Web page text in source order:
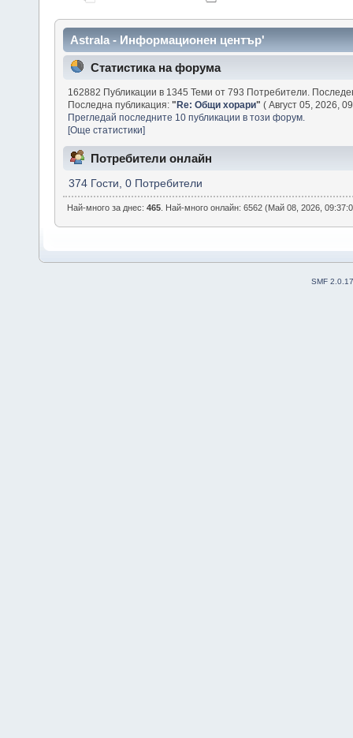
Astrala - Информационен център'
Статистика на форума
162882 Публикации в 1345 Теми от 793 Потребители.
Последна публикация:"Re: Общи хорари" ( Август 05, 2026,
Прегледай последните 10 публикации в този форум.
[Още статистики]
Потребители онлайн
374 Гости, 0 Потребители
Най-много за днес:465 . Най-много онлайн: 6562 (Май 08, 2026,
SMF 2.0.17